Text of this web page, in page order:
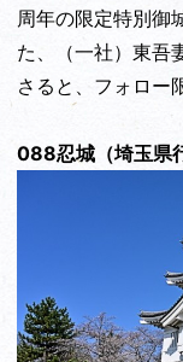
周年の限定特別御
た、（一社）東吾
さると、フォロー
088忍城（埼玉県